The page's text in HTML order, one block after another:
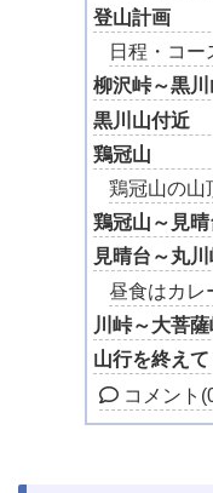
登山計画
日程・コー
柳沢峠～黒川
黒川山付近
鶏冠山
鶏冠山の山
鶏冠山～見晴
見晴台～丸
昼食はカレ
川峠～大菩
山行を終えて
コメント